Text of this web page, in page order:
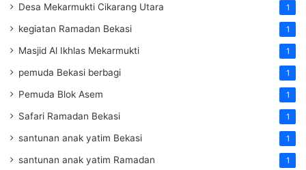
Desa Mekarmukti Cikarang Utara 1
kegiatan Ramadan Bekasi 1
Masjid Al Ikhlas Mekarmukti 1
pemuda Bekasi berbagi 1
Pemuda Blok Asem 1
Safari Ramadan Bekasi 1
santunan anak yatim Bekasi 1
santunan anak yatim Ramadan 1